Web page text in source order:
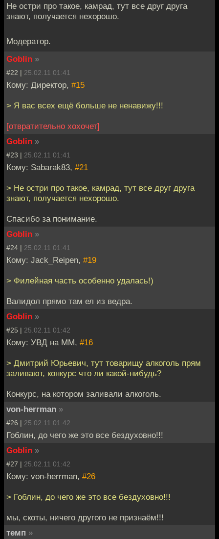
Не остри про такое, камрад, тут все друг друга
знают, получается нехорошо.
Модератор.
Goblin »
#22 | 25.02.11 01:41
Кому: Директор, #15
> Я вас всех ещё больше не ненавижу!!!
[отвратительно хохочет]
Goblin »
#23 | 25.02.11 01:41
Кому: Sabarak83, #21
> Не остри про такое, камрад, тут все друг друга
знают, получается нехорошо.
Спасибо за понимание.
Goblin »
#24 | 25.02.11 01:41
Кому: Jack_Reipen, #19
> Филейная часть особенно удалась!)
Валидол прямо там ел из ведра.
Goblin »
#25 | 25.02.11 01:42
Кому: УВД на ММ, #16
> Дмитрий Юрьевич, тут товарищу алкоголь прям
заливают, конкурс что ли какой-нибудь?
Конкурс, на котором заливали алкоголь.
von-herrman »
#26 | 25.02.11 01:42
Гоблин, до чего же это все бездуховно!!!
Goblin »
#27 | 25.02.11 01:42
Кому: von-herrman, #26
> Гоблин, до чего же это все бездуховно!!!
мы, скоты, ничего другого не признаём!!!
темп »